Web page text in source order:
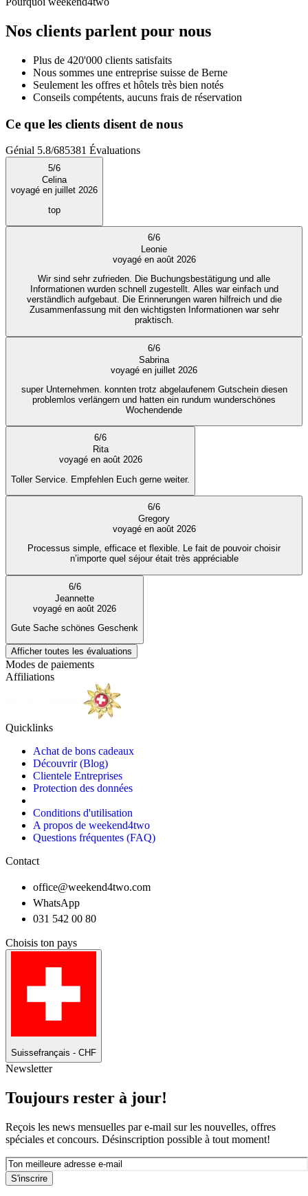
Nos clients parlent pour nous
Plus de 420'000 clients satisfaits
Nous sommes une entreprise suisse de Berne
Seulement les offres et hôtels très bien notés
Conseils compétents, aucuns frais de réservation
Ce que les clients disent de nous
Génial 5.8/685381 Évaluations
5/6
Celina
voyagé en juillet 2026
top
6/6
Leonie
voyagé en août 2026
Wir sind sehr zufrieden. Die Buchungsbestätigung und alle
Informationen wurden schnell zugestellt. Alles war einfach und
verständlich aufgebaut. Die Erinnerungen waren hilfreich und die
Zusammenfassung mit den wichtigsten Informationen war sehr
praktisch.
6/6
Sabrina
voyagé en juillet 2026
super Unternehmen. konnten trotz abgelaufenem Gutschein diesen
problemlos verlängern und hatten ein rundum wunderschönes
Wochendende
6/6
Rita
voyagé en août 2026
Toller Service. Empfehlen Euch gerne weiter.
6/6
Gregory
voyagé en août 2026
Processus simple, efficace et flexible. Le fait de pouvoir choisir
n’importe quel séjour était très appréciable
6/6
Jeannette
voyagé en août 2026
Gute Sache schönes Geschenk
Afficher toutes les évaluations
Modes de paiements
Affiliations
Quicklinks
Achat de bons cadeaux
Découvrir (Blog)
Clientele Entreprises
Protection des données
Conditions d'utilisation
A propos de weekend4two
Questions fréquentes (FAQ)
Contact
office@weekend4two.com
WhatsApp
031 542 00 80
Choisis ton pays
Suissefrançais - CHF
Newsletter
Toujours rester à jour!
Reçois les news mensuelles par e-mail sur les nouvelles, offres
spéciales et concours. Désinscription possible à tout moment!
S'inscrire